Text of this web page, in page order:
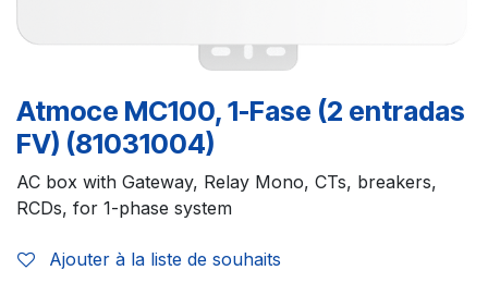
Atmoce MC100, 1-Fase (2 entradas
FV) (81031004)
AC box with Gateway, Relay Mono, CTs, breakers,
RCDs, for 1-phase system
Ajouter à la liste de souhaits